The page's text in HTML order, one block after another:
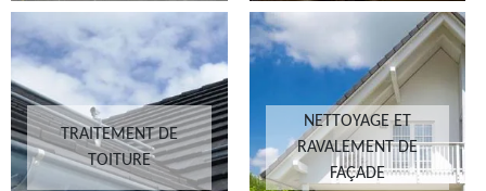
TRAITEMENT DE
TOITURE
NETTOYAGE ET
RAVALEMENT DE
FAÇADE